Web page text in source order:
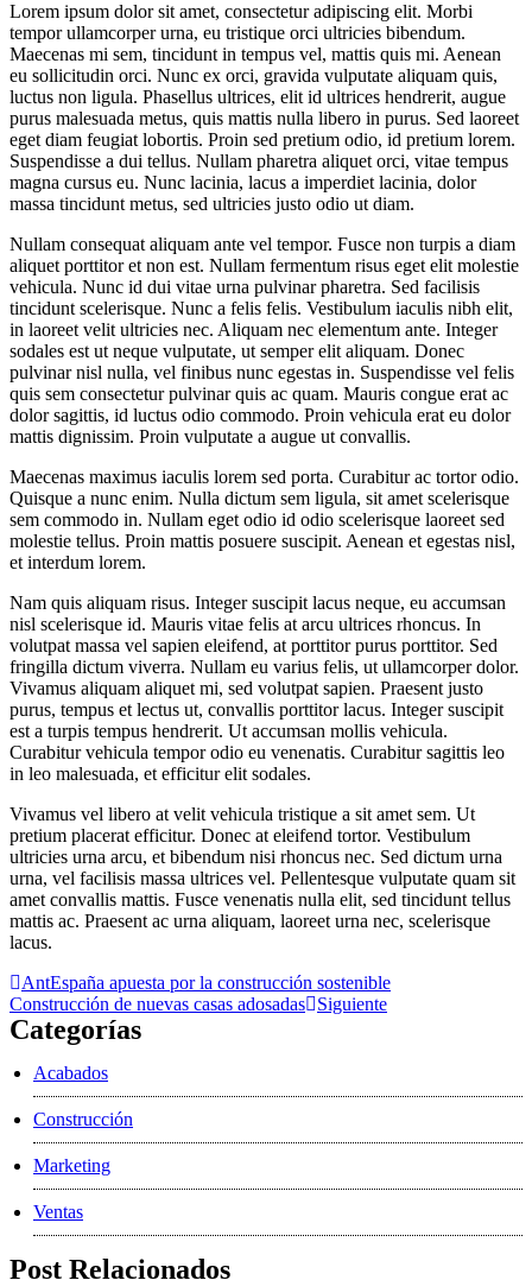
Lorem ipsum dolor sit amet, consectetur adipiscing elit. Morbi
tempor ullamcorper urna, eu tristique orci ultricies bibendum.
Maecenas mi sem, tincidunt in tempus vel, mattis quis mi. Aenean
eu sollicitudin orci. Nunc ex orci, gravida vulputate aliquam quis,
luctus non ligula. Phasellus ultrices, elit id ultrices hendrerit, augue
purus malesuada metus, quis mattis nulla libero in purus. Sed laoreet
eget diam feugiat lobortis. Proin sed pretium odio, id pretium lorem.
Suspendisse a dui tellus. Nullam pharetra aliquet orci, vitae tempus
magna cursus eu. Nunc lacinia, lacus a imperdiet lacinia, dolor
massa tincidunt metus, sed ultricies justo odio ut diam.
Nullam consequat aliquam ante vel tempor. Fusce non turpis a diam
aliquet porttitor et non est. Nullam fermentum risus eget elit molestie
vehicula. Nunc id dui vitae urna pulvinar pharetra. Sed facilisis
tincidunt scelerisque. Nunc a felis felis. Vestibulum iaculis nibh elit,
in laoreet velit ultricies nec. Aliquam nec elementum ante. Integer
sodales est ut neque vulputate, ut semper elit aliquam. Donec
pulvinar nisl nulla, vel finibus nunc egestas in. Suspendisse vel felis
quis sem consectetur pulvinar quis ac quam. Mauris congue erat ac
dolor sagittis, id luctus odio commodo. Proin vehicula erat eu dolor
mattis dignissim. Proin vulputate a augue ut convallis.
Maecenas maximus iaculis lorem sed porta. Curabitur ac tortor odio.
Quisque a nunc enim. Nulla dictum sem ligula, sit amet scelerisque
sem commodo in. Nullam eget odio id odio scelerisque laoreet sed
molestie tellus. Proin mattis posuere suscipit. Aenean et egestas nisl,
et interdum lorem.
Nam quis aliquam risus. Integer suscipit lacus neque, eu accumsan
nisl scelerisque id. Mauris vitae felis at arcu ultrices rhoncus. In
volutpat massa vel sapien eleifend, at porttitor purus porttitor. Sed
fringilla dictum viverra. Nullam eu varius felis, ut ullamcorper dolor.
Vivamus aliquam aliquet mi, sed volutpat sapien. Praesent justo
purus, tempus et lectus ut, convallis porttitor lacus. Integer suscipit
est a turpis tempus hendrerit. Ut accumsan mollis vehicula.
Curabitur vehicula tempor odio eu venenatis. Curabitur sagittis leo
in leo malesuada, et efficitur elit sodales.
Vivamus vel libero at velit vehicula tristique a sit amet sem. Ut
pretium placerat efficitur. Donec at eleifend tortor. Vestibulum
ultricies urna arcu, et bibendum nisi rhoncus nec. Sed dictum urna
urna, vel facilisis massa ultrices vel. Pellentesque vulputate quam sit
amet convallis mattis. Fusce venenatis nulla elit, sed tincidunt tellus
mattis ac. Praesent ac urna aliquam, laoreet urna nec, scelerisque
lacus.
AntEspaña apuesta por la construcción sostenible
Construcción de nuevas casas adosadas
Siguiente
Categorías
Acabados
Construcción
Marketing
Ventas
Post Relacionados